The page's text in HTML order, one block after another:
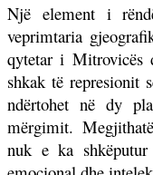
Një element i
veprimtaria
qytetar i Mitrovicës
shkak të represionit
ndërtohet në dy
mërgimit.
nuk e ka shkëputur